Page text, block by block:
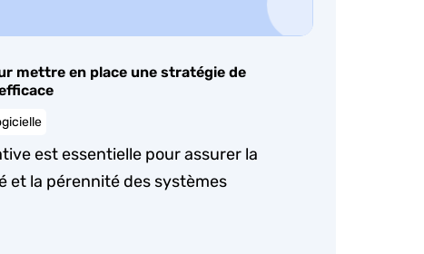
mettre en place une stratégie de
est essentielle pour assurer la
et la pérennité des systèmes